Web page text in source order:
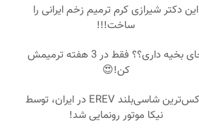
این دکتر شیرازی کرم ترمیم زخم ایرانی را
ساخت!!!
جای بخیه داری؟؟ فقط در 3 هفته ترمیمش
کن!😍
لوکس‌ترین شاسی‌بلند EREV در ایران، توسط
نیکا موتور رونمایی شد!